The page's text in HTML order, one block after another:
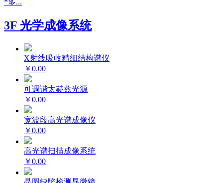
*多...
3F 光学成像系统
X射线吸收精细结构谱仪
￥0.00
可调谐太赫兹光源
￥0.00
宽波段高光谱成像仪
￥0.00
高光谱扫描成像系统
￥0.00